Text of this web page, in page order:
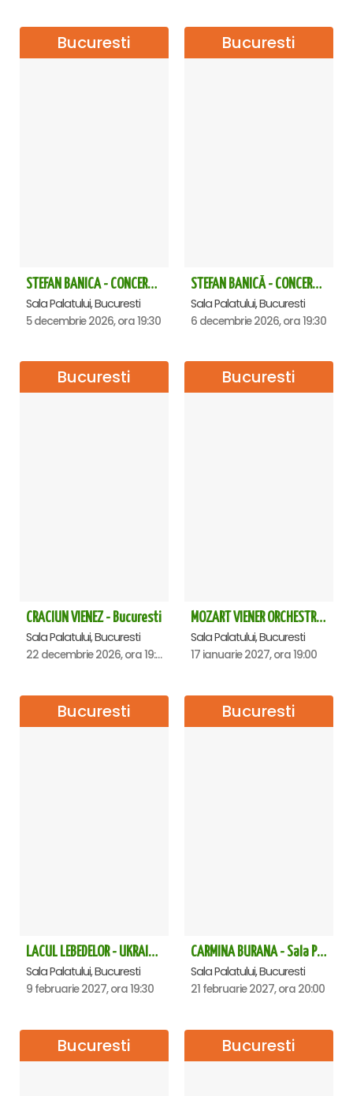
Bucuresti
STEFAN BANICA - CONCERT EXTRAORDINAR DE CRĂCIUN 2026
Sala Palatului, Bucuresti
5 decembrie 2026, ora 19:30
Bucuresti
STEFAN BANICĂ - CONCERT EXTRAORDINAR DE CRĂCIUN 2026
Sala Palatului, Bucuresti
6 decembrie 2026, ora 19:30
Bucuresti
CRACIUN VIENEZ - Bucuresti
Sala Palatului, Bucuresti
22 decembrie 2026, ora 19:00
Bucuresti
MOZART VIENER ORCHESTRA - CONCERT EXTRAORDINAR - Sala Palatului
Sala Palatului, Bucuresti
17 ianuarie 2027, ora 19:00
Bucuresti
LACUL LEBEDELOR - UKRAINIAN CLASSICAL BALLET - Bucuresti
Sala Palatului, Bucuresti
9 februarie 2027, ora 19:30
Bucuresti
CARMINA BURANA - Sala Palatului
Sala Palatului, Bucuresti
21 februarie 2027, ora 20:00
Bucuresti Bucuresti